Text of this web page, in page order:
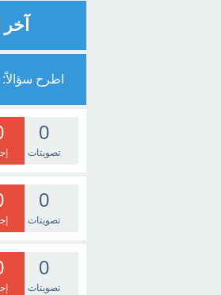
اطرح سؤالاً:
0
تصويتات
0
تصويتات
0
تصويتات